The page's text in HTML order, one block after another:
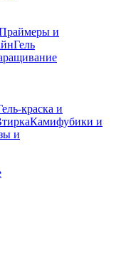
и
Гель
краска и
Камифубики и
и